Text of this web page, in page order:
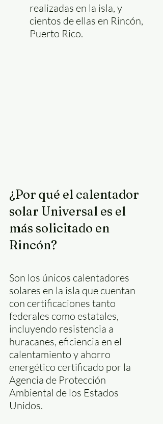
realizadas en la isla, y
cientos de ellas en Rincón,
Puerto Rico.
¿Por qué el calentador
solar Universal es el
más solicitado en
Rincón?
Son los únicos calentadores
solares en la isla que cuentan
con certificaciones tanto
federales como estatales,
incluyendo resistencia a
huracanes, eficiencia en el
calentamiento y ahorro
energético certificado por la
Agencia de Protección
Ambiental de los Estados
Unidos.